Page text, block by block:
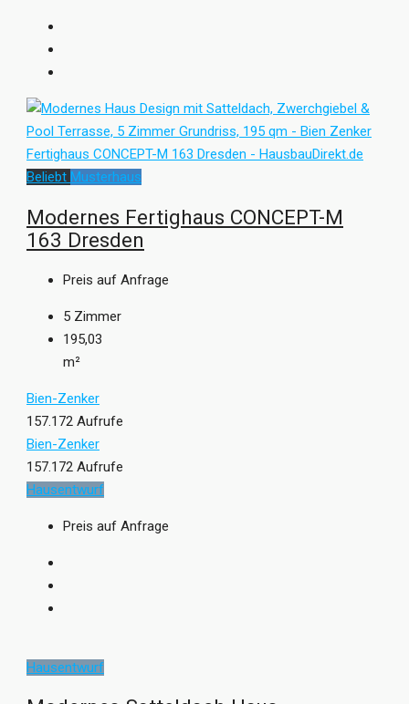
Beliebt Musterhaus
Modernes Fertighaus CONCEPT-M
163 Dresden
Preis auf Anfrage
5 Zimmer
195,03
m²
Bien-Zenker
157.172 Aufrufe
Bien-Zenker
157.172 Aufrufe
Hausentwurf
Preis auf Anfrage
Hausentwurf